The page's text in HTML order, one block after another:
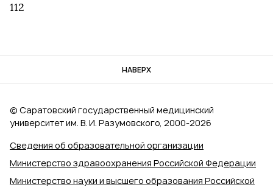
112
НАВЕРХ
Сведения об образовательной организации
Министерство здравоохранения Российской Федерации
Министерство науки и высшего образования Российской
© Саратовский государственный медицинский
университет им. В. И. Разумовского, 2000‑2026